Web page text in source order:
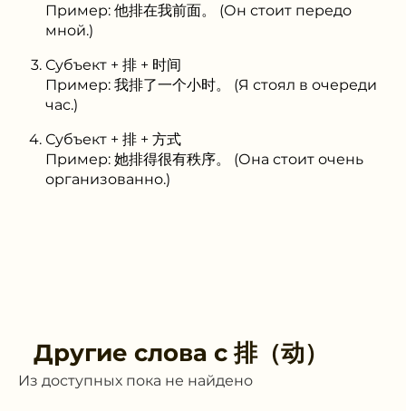
Пример: 他排在我前面。 (Он стоит передо
мной.)
Субъект + 排 + 时间
Пример: 我排了一个小时。 (Я стоял в очереди
час.)
Субъект + 排 + 方式
Пример: 她排得很有秩序。 (Она стоит очень
организованно.)
Другие слова с 排（动）
Из доступных пока не найдено